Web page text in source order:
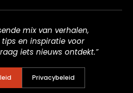
mix van verhalen,
en inspiratie voor
iets nieuws ontdekt.”
Privacybeleid